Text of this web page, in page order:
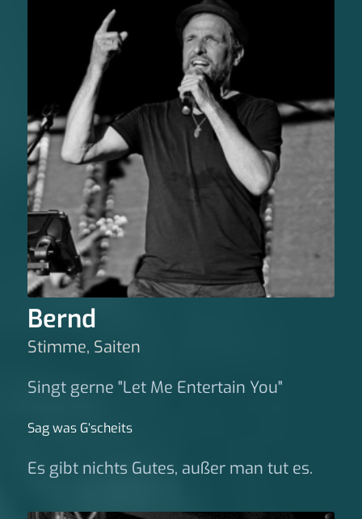
Bernd
Stimme, Saiten
Singt gerne "Let Me Entertain You"
Sag was G‘scheits
Es gibt nichts Gutes, außer man tut es.